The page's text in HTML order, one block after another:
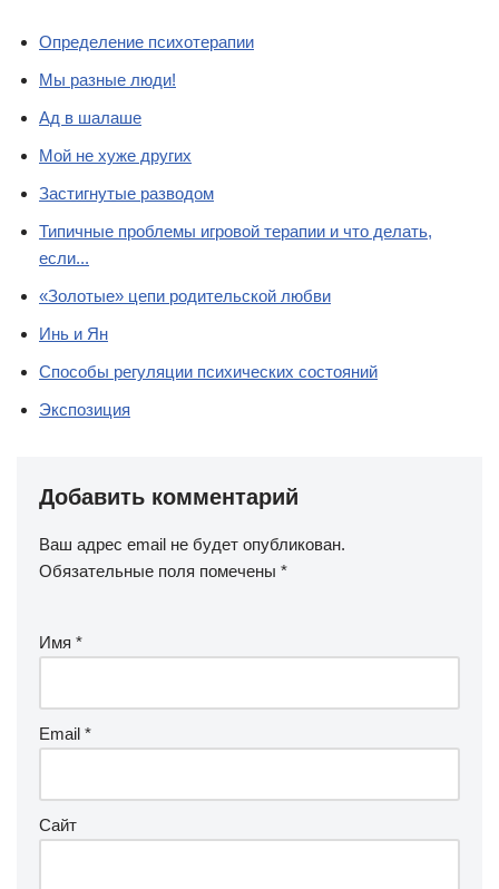
Определение психотерапии
Мы разные люди!
Ад в шалаше
Мой не хуже других
Застигнутые разводом
Типичные проблемы игровой терапии и что делать,
если...
«Золотые» цепи родительской любви
Инь и Ян
Способы регуляции психических состояний
Экспозиция
Добавить комментарий
Ваш адрес email не будет опубликован.
Обязательные поля помечены *
Имя *
Email *
Сайт